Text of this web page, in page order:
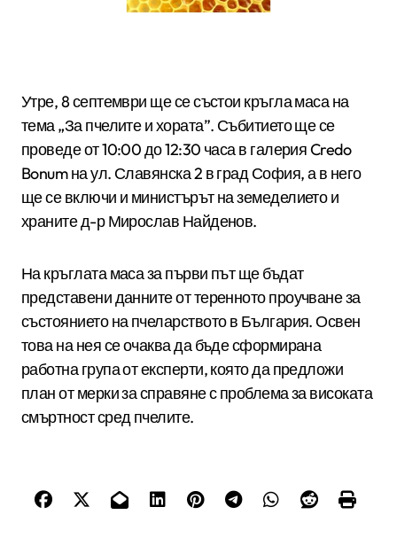
Утре, 8 септември ще се състои кръгла маса на
тема „За пчелите и хората”. Събитието ще се
проведе от 10:00 до 12:30 часа в галерия Credo
Bonum на ул. Славянска 2 в град София, а в него
ще се включи и министърът на земеделието и
храните д-р Мирослав Найденов.
На кръглата маса за първи път ще бъдат
представени данните от теренното проучване за
състоянието на пчеларството в България. Освен
това на нея се очаква да бъде сформирана
работна група от експерти, която да предложи
план от мерки за справяне с проблема за високата
смъртност сред пчелите.